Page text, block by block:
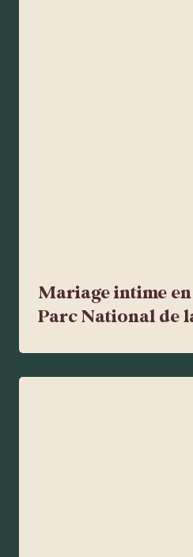
Mariage intime
Parc National de